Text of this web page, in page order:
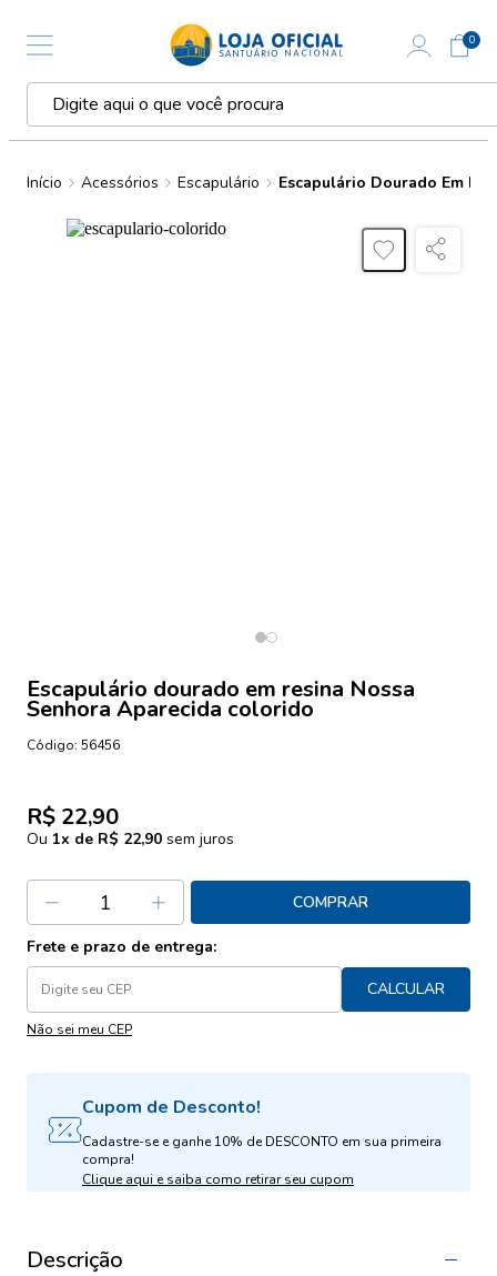
0
Início Acessórios Escapulário Escapulário Dourado Em
Escapulário dourado em resina Nossa
Senhora Aparecida colorido
Código: 56456
R$ 22,90
Ou 1x de R$ 22,90 sem juros
COMPRAR
Frete e prazo de entrega:
CALCULAR
Não sei meu CEP
Cupom de Desconto!
Cadastre-se e ganhe 10% de DESCONTO em sua primeira
compra!
Clique aqui e saiba como retirar seu cupom
Descrição